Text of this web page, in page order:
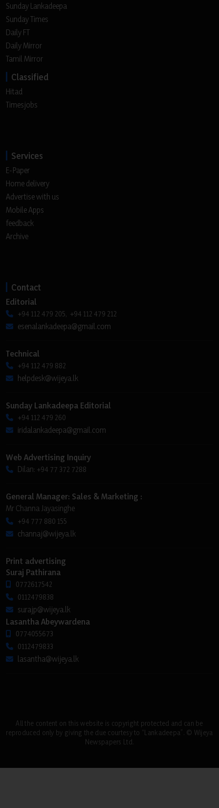
Sunday Lankadeepa
Sunday Times
Daily FT
Daily Mirror
Tamil Mirror
Classified
Hitad
Timesjobs
Services
E-Paper
Home delivery
Advertise with us
Mobile Apps
feedback
Archive
Contact
Editorial
+94 112 479 205, +94 112 479 212
esenalankadeepa@gmail.com
Technical
+94 112 479 882
helpdesk@wijeya.lk
Sunday Lankadeepa Editorial
+94 112 479 260
iridalankadeepa@gmail.com
Web Advertising Inquiry
Dilan: +94 77 372 7288
General Manager: Sales & Marketing :
Mr Channa Jayasinghe
+94 777 880 155
channaj@wijeya.lk
Print advertising
Suraj Pathirana
0772617542
0112479838
surajp@wijeya.lk
Lasantha Abeywardena
0774055673
0112479833
lasantha@wijeya.lk
All the content on this website is copyright protected and can be
reproduced only by giving the due courtesy to “Lankadeepa”. © Wijeya
Newspapers Ltd.